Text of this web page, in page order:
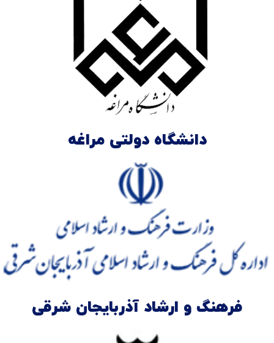
دانشگاه دولتی مراغه
فرهنگ و ارشاد آذربایجان شرقی